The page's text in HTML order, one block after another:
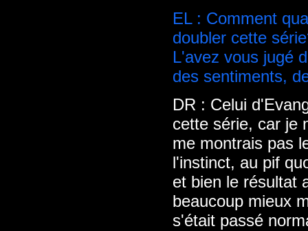
EL : Comment
doubler cette
L'avez vous jugé
des sentiments,
DR : Celui
cette série, car je
me montrais pas
l'instinct, au pif
et bien le résultat
beaucoup mieux
s'était passé